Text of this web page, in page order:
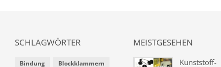
SCHLAGWÖRTER
Bindung Blockklammern
MEISTGESEHEN
Kunststoff-